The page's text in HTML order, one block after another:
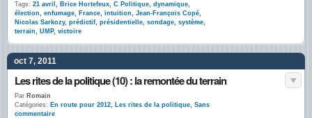
Tags: 21 avril , Brice Hortefeux, C Politique, dynamique,
élection, enfumage, France, intuition, Jean-François Copé,
Nicolas Sarkozy, prédictif, présidentielle, sondage, système,
terrain, UMP, victoire
oct 7, 2011
Les rites de la politique (10) : la remontée du terrain
Par Romain
Catégories: En route pour 2012, Les rites de la politique, Sans
commentaire